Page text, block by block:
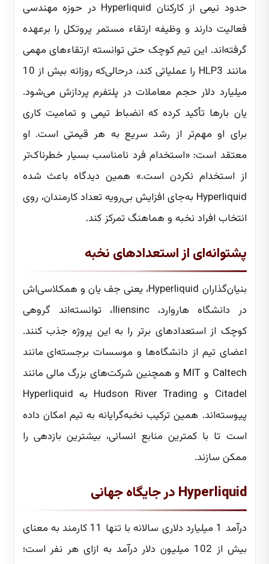
حدود نیمی از کارکنان Hyperliquid در حوزه مهندسی
فعالیت دارند و وظیفه ارتقاء مستمر پروتکل را برعهده
گرفته‌اند. این تیم کوچک حتی توانسته ارتقاءهای مهمی
مانند HLP3 را عملیاتی کند، درحالی‌که روزانه بیش از 10
میلیارد دلار حجم معاملات در پلتفرم پردازش می‌شود.
یان بارها تأکید کرده که انضباط تیمی و تمامیت کاری
برای او مهم‌تر از رشد سریع به هر قیمتی است. او
معتقد است: «استخدام فرد نامناسب بسیار خطرناک‌تر
از استخدام نکردن است.» همین دیدگاه باعث شده
Hyperliquid به‌جای افزایش بی‌رویه تعداد کارمندان، روی
انتخاب افراد نخبه و هماهنگ تمرکز کند.
پشتوانه‌ای از استعدادهای نخبه
بنیان‌گذاران Hyperliquid، یعنی جف یان و همکلاسی‌اش
در دانشگاه هاروارد، Iliensinc، توانسته‌اند گروهی
کوچک از استعدادهای برتر را به این پروژه جذب کنند.
اعضای تیم از دانشگاه‌ها و موسسات برجسته‌ای مانند
Caltech و MIT و همچنین شرکت‌های بزرگ مالی مانند
Citadel و Hudson River Trading به Hyperliquid
پیوسته‌اند. همین ترکیب نخبه‌گرایانه به تیم امکان داده
است تا با کمترین منابع انسانی، بیشترین بازدهی را
ممکن سازند.
Hyperliquid در جایگاه جهانی
درآمد 1 میلیارد دلاری سالانه با تنها 11 کارمند به معنای
بیش از 102 میلیون دلار درآمد به ازای هر نفر است؛